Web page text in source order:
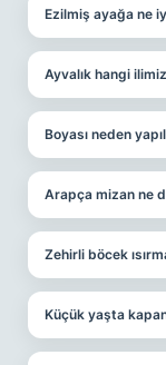
Ezilmiş ayağa ne
Ayvalık hangi
Boyası neden
Arapça mizan ne
Zehirli böcek
Küçük yaşta